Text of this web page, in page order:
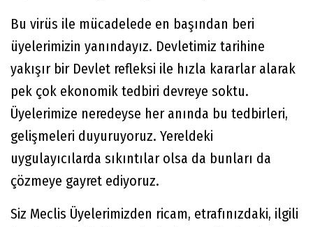
Bu virüs ile mücadelede en başından beri
üyelerimizin yanındayız. Devletimiz tarihine
yakışır bir Devlet refleksi ile hızla kararlar alarak
pek çok ekonomik tedbiri devreye soktu.
Üyelerimize neredeyse her anında bu tedbirleri,
gelişmeleri duyuruyoruz. Yereldeki
uygulayıcılarda sıkıntılar olsa da bunları da
çözmeye gayret ediyoruz.
Siz Meclis Üyelerimizden ricam, etrafınızdaki, ilgili